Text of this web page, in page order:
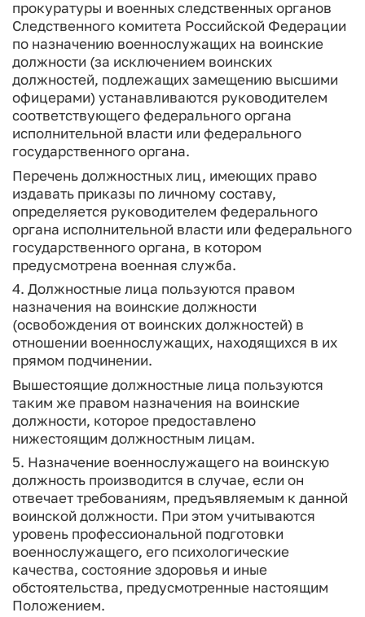
прокуратуры и военных следственных органов
Следственного комитета Российской Федерации
по назначению военнослужащих на воинские
должности (за исключением воинских
должностей, подлежащих замещению высшими
офицерами) устанавливаются руководителем
соответствующего федерального органа
исполнительной власти или федерального
государственного органа.
Перечень должностных лиц, имеющих право
издавать приказы по личному составу,
определяется руководителем федерального
органа исполнительной власти или федерального
государственного органа, в котором
предусмотрена военная служба.
4. Должностные лица пользуются правом
назначения на воинские должности
(освобождения от воинских должностей) в
отношении военнослужащих, находящихся в их
прямом подчинении.
Вышестоящие должностные лица пользуются
таким же правом назначения на воинские
должности, которое предоставлено
нижестоящим должностным лицам.
5. Назначение военнослужащего на воинскую
должность производится в случае, если он
отвечает требованиям, предъявляемым к данной
воинской должности. При этом учитываются
уровень профессиональной подготовки
военнослужащего, его психологические
качества, состояние здоровья и иные
обстоятельства, предусмотренные настоящим
Положением.